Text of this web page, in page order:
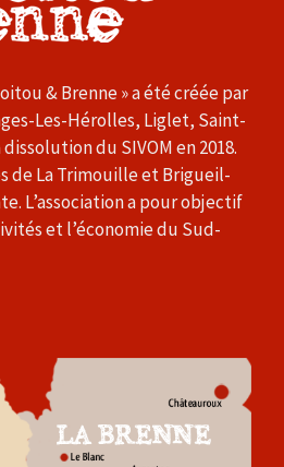
& Brenne » a été créée par
Les-Hérolles, Liglet, Saint-
du SIVOM en 2018.
de La Trimouille et Brigueil-
L’association a pour objectif
et l’économie du Sud-